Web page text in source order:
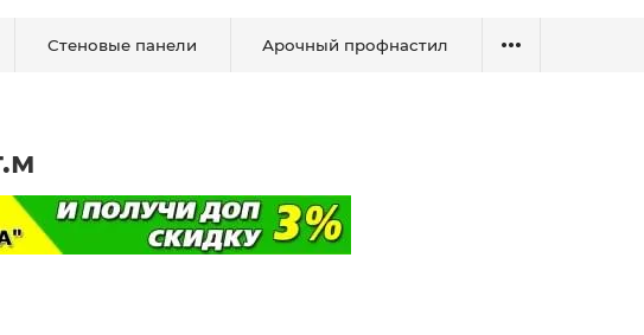
Стеновые панели Арочный профнастил